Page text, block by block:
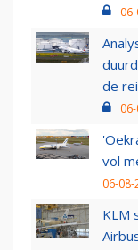
de
vol
06-08-
KLM